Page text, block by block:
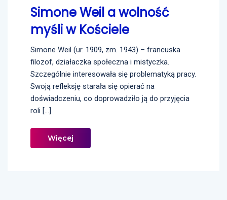
Simone Weil a wolność
myśli w Kościele
Simone Weil (ur. 1909, zm. 1943) – francuska
filozof, działaczka społeczna i mistyczka.
Szczególnie interesowała się problematyką pracy.
Swoją refleksję starała się opierać na
doświadczeniu, co doprowadziło ją do przyjęcia
roli […]
Więcej